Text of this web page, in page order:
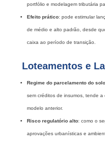
portfólio e modelagem tributária
Efeito prático: pode estimular
de médio e alto padrão, desde
caixa ao período de transição.
Loteamentos e
Regime do parcelamento do solo
sem créditos de insumos, tende
modelo anterior.
Risco regulatório alto: como o
aprovações urbanísticas e